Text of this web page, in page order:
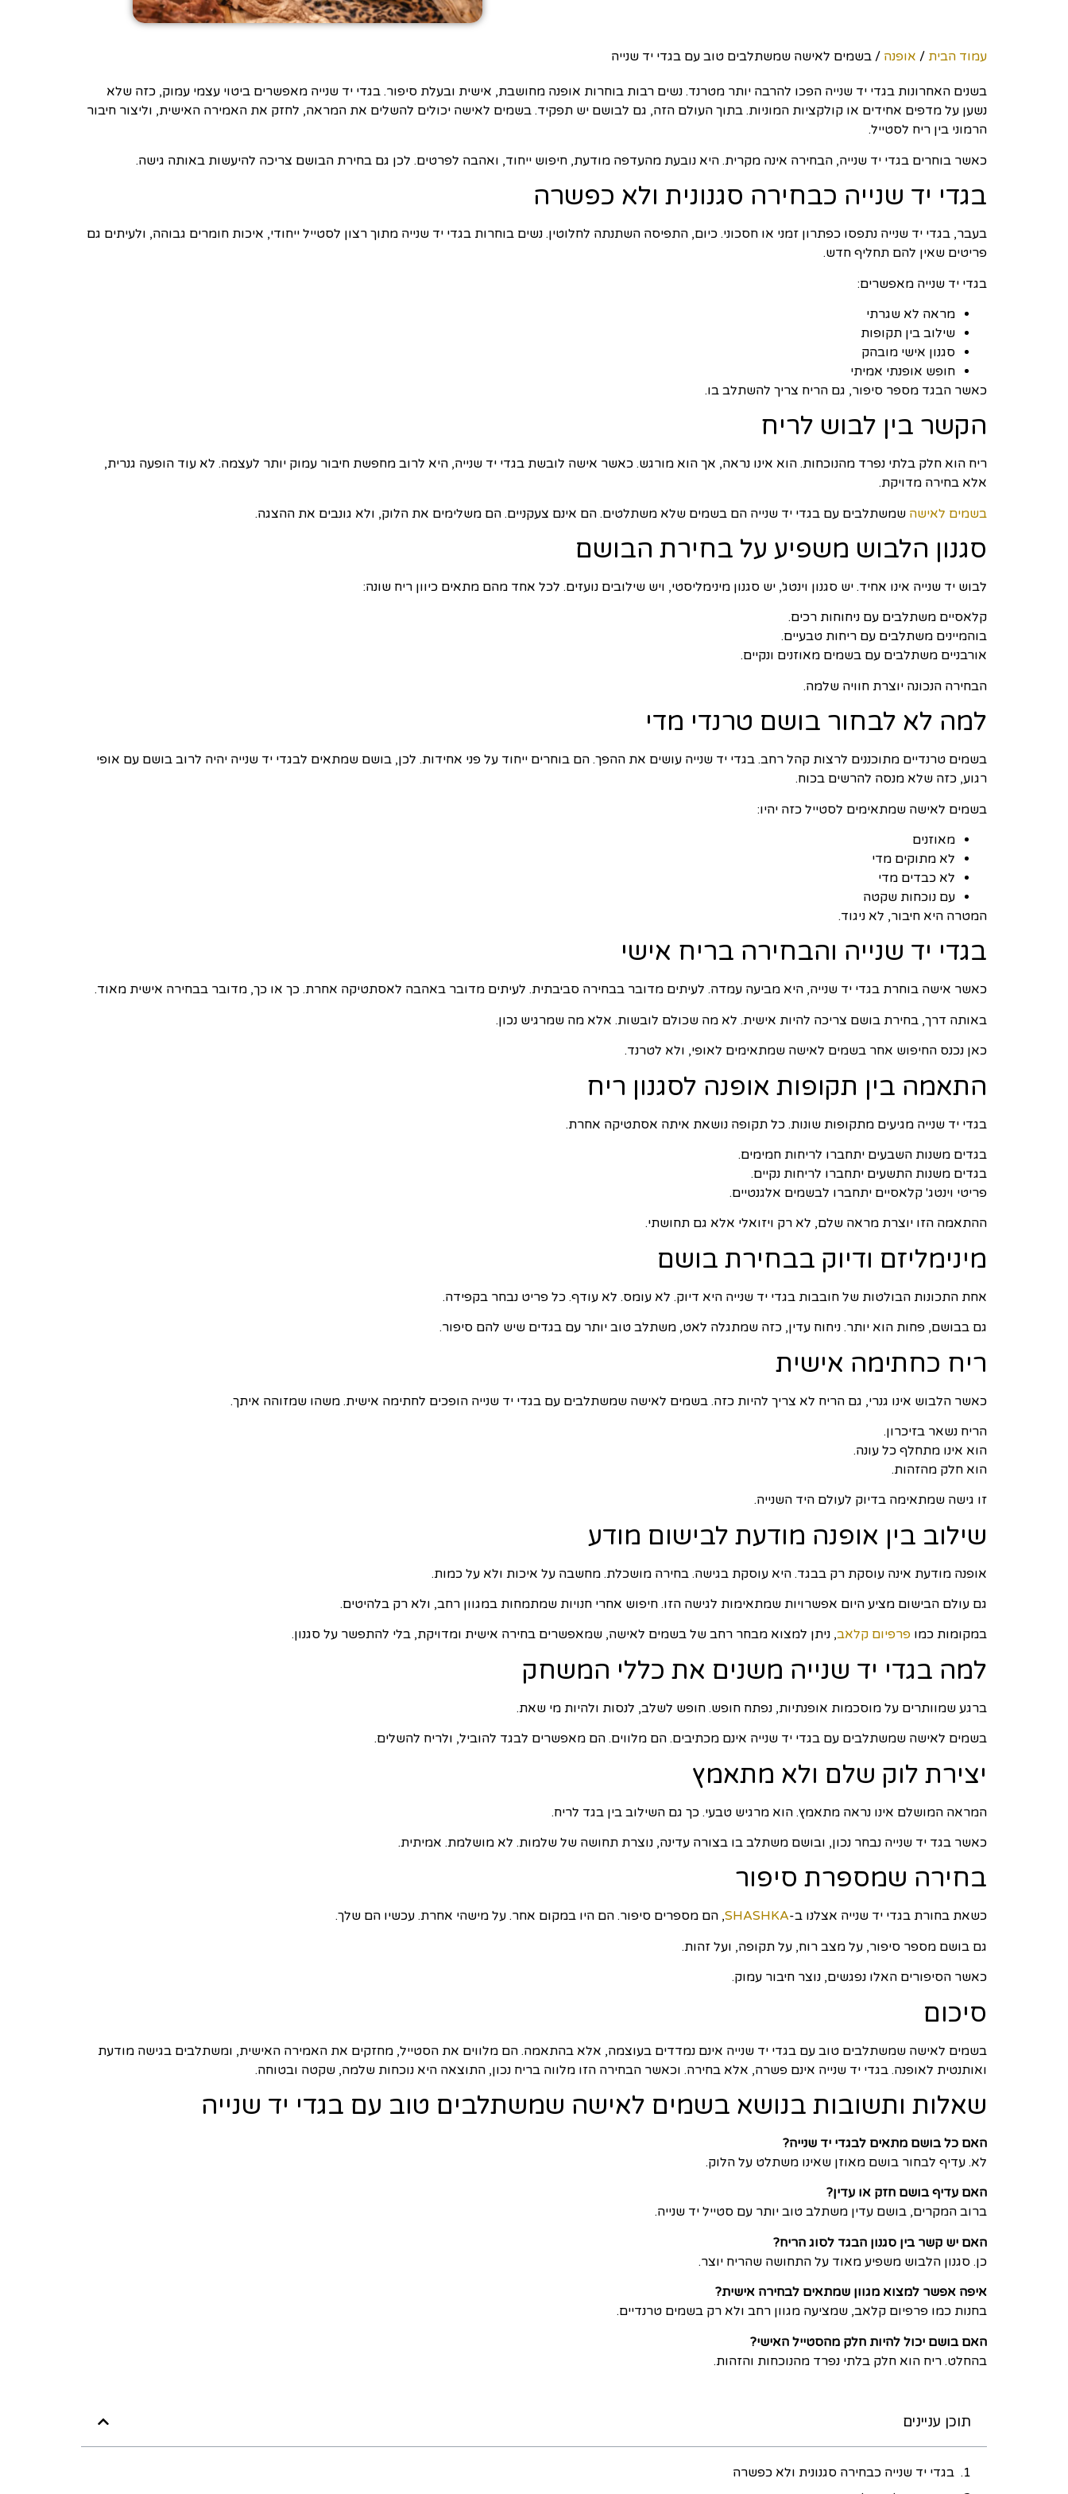
עמוד הבית / אופנה / בשמים לאישה שמשתלבים טוב עם בגדי יד שנייה
בשנים האחרונות בגדי יד שנייה הפכו להרבה יותר מטרנד. נשים רבות בוחרות אופנה מחושבת, אישית ובעלת סיפור. בגדי יד שנייה מאפשרים ביטוי עצמי עמוק, כזה שלא
נשען על מדפים אחידים או קולקציות המוניות. בתוך העולם הזה, גם לבושם יש תפקיד. בשמים לאישה יכולים להשלים את המראה, לחזק את האמירה האישית, וליצור חיבור
הרמוני בין ריח לסטייל.
כאשר בוחרים בגדי יד שנייה, הבחירה אינה מקרית. היא נובעת מהעדפה מודעת, חיפוש ייחוד, ואהבה לפרטים. לכן גם בחירת הבושם צריכה להיעשות באותה גישה.
בגדי יד שנייה כבחירה סגנונית ולא כפשרה
בעבר, בגדי יד שנייה נתפסו כפתרון זמני או חסכוני. כיום, התפיסה השתנתה לחלוטין. נשים בוחרות בגדי יד שנייה מתוך רצון לסטייל ייחודי, איכות חומרים גבוהה, ולעיתים גם
פריטים שאין להם תחליף חדש.
בגדי יד שנייה מאפשרים:
מראה לא שגרתי
שילוב בין תקופות
סגנון אישי מובהק
חופש אופנתי אמיתי
כאשר הבגד מספר סיפור, גם הריח צריך להשתלב בו.
הקשר בין לבוש לריח
ריח הוא חלק בלתי נפרד מהנוכחות. הוא אינו נראה, אך הוא מורגש. כאשר אישה לובשת בגדי יד שנייה, היא לרוב מחפשת חיבור עמוק יותר לעצמה. לא עוד הופעה גנרית,
אלא בחירה מדויקת.
בשמים לאישה שמשתלבים עם בגדי יד שנייה הם בשמים שלא משתלטים. הם אינם צעקניים. הם משלימים את הלוק, ולא גונבים את ההצגה.
סגנון הלבוש משפיע על בחירת הבושם
לבוש יד שנייה אינו אחיד. יש סגנון וינטג', יש סגנון מינימליסטי, ויש שילובים נועזים. לכל אחד מהם מתאים כיוון ריח שונה:
קלאסיים משתלבים עם ניחוחות רכים.
בוהמיינים משתלבים עם ריחות טבעיים.
אורבניים משתלבים עם בשמים מאוזנים ונקיים.
הבחירה הנכונה יוצרת חוויה שלמה.
למה לא לבחור בושם טרנדי מדי
בשמים טרנדיים מתוכננים לרצות קהל רחב. בגדי יד שנייה עושים את ההפך. הם בוחרים ייחוד על פני אחידות. לכן, בושם שמתאים לבגדי יד שנייה יהיה לרוב בושם עם אופי
רגוע, כזה שלא מנסה להרשים בכוח.
בשמים לאישה שמתאימים לסטייל כזה יהיו:
מאוזנים
לא מתוקים מדי
לא כבדים מדי
עם נוכחות שקטה
המטרה היא חיבור, לא ניגוד.
בגדי יד שנייה והבחירה בריח אישי
כאשר אישה בוחרת בגדי יד שנייה, היא מביעה עמדה. לעיתים מדובר בבחירה סביבתית. לעיתים מדובר באהבה לאסתטיקה אחרת. כך או כך, מדובר בבחירה אישית מאוד.
באותה דרך, בחירת בושם צריכה להיות אישית. לא מה שכולם לובשות. אלא מה שמרגיש נכון.
כאן נכנס החיפוש אחר בשמים לאישה שמתאימים לאופי, ולא לטרנד.
התאמה בין תקופות אופנה לסגנון ריח
בגדי יד שנייה מגיעים מתקופות שונות. כל תקופה נושאת איתה אסתטיקה אחרת.
בגדים משנות השבעים יתחברו לריחות חמימים.
בגדים משנות התשעים יתחברו לריחות נקיים.
פריטי וינטג' קלאסיים יתחברו לבשמים אלגנטיים.
ההתאמה הזו יוצרת מראה שלם, לא רק ויזואלי אלא גם תחושתי.
מינימליזם ודיוק בבחירת בושם
אחת התכונות הבולטות של חובבות בגדי יד שנייה היא דיוק. לא עומס. לא עודף. כל פריט נבחר בקפידה.
גם בבושם, פחות הוא יותר. ניחוח עדין, כזה שמתגלה לאט, משתלב טוב יותר עם בגדים שיש להם סיפור.
ריח כחתימה אישית
כאשר הלבוש אינו גנרי, גם הריח לא צריך להיות כזה. בשמים לאישה שמשתלבים עם בגדי יד שנייה הופכים לחתימה אישית. משהו שמזוהה איתך.
הריח נשאר בזיכרון.
הוא אינו מתחלף כל עונה.
הוא חלק מהזהות.
זו גישה שמתאימה בדיוק לעולם היד השנייה.
שילוב בין אופנה מודעת לבישום מודע
אופנה מודעת אינה עוסקת רק בבגד. היא עוסקת בגישה. בחירה מושכלת. מחשבה על איכות ולא על כמות.
גם עולם הבישום מציע היום אפשרויות שמתאימות לגישה הזו. חיפוש אחרי חנויות שמתמחות במגוון רחב, ולא רק בלהיטים.
במקומות כמו פרפיום קלאב, ניתן למצוא מבחר רחב של בשמים לאישה, שמאפשרים בחירה אישית ומדויקת, בלי להתפשר על סגנון.
למה בגדי יד שנייה משנים את כללי המשחק
ברגע שמוותרים על מוסכמות אופנתיות, נפתח חופש. חופש לשלב, לנסות ולהיות מי שאת.
בשמים לאישה שמשתלבים עם בגדי יד שנייה אינם מכתיבים. הם מלווים. הם מאפשרים לבגד להוביל, ולריח להשלים.
יצירת לוק שלם ולא מתאמץ
המראה המושלם אינו נראה מתאמץ. הוא מרגיש טבעי. כך גם השילוב בין בגד לריח.
כאשר בגד יד שנייה נבחר נכון, ובושם משתלב בו בצורה עדינה, נוצרת תחושה של שלמות. לא מושלמת. אמיתית.
בחירה שמספרת סיפור
כשאת בחורת בגדי יד שנייה אצלנו ב-SHASHKA, הם מספרים סיפור. הם היו במקום אחר. על מישהי אחרת. עכשיו הם שלך.
גם בושם מספר סיפור, על מצב רוח, על תקופה, ועל זהות.
כאשר הסיפורים האלו נפגשים, נוצר חיבור עמוק.
סיכום
בשמים לאישה שמשתלבים טוב עם בגדי יד שנייה אינם נמדדים בעוצמה, אלא בהתאמה. הם מלווים את הסטייל, מחזקים את האמירה האישית, ומשתלבים בגישה מודעת
ואותנטית לאופנה. בגדי יד שנייה אינם פשרה, אלא בחירה. וכאשר הבחירה הזו מלווה בריח נכון, התוצאה היא נוכחות שלמה, שקטה ובטוחה.
שאלות ותשובות בנושא בשמים לאישה שמשתלבים טוב עם בגדי יד שנייה
האם כל בושם מתאים לבגדי יד שנייה?
לא. עדיף לבחור בושם מאוזן שאינו משתלט על הלוק.
האם עדיף בושם חזק או עדין?
ברוב המקרים, בושם עדין משתלב טוב יותר עם סטייל יד שנייה.
האם יש קשר בין סגנון הבגד לסוג הריח?
כן. סגנון הלבוש משפיע מאוד על התחושה שהריח יוצר.
איפה אפשר למצוא מגוון שמתאים לבחירה אישית?
בחנות כמו פרפיום קלאב, שמציעה מגוון רחב ולא רק בשמים טרנדיים.
האם בושם יכול להיות חלק מהסטייל האישי?
בהחלט. ריח הוא חלק בלתי נפרד מהנוכחות והזהות.
תוכן עניינים
בגדי יד שנייה כבחירה סגנונית ולא כפשרה